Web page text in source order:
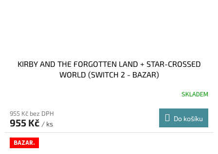
KIRBY AND THE FORGOTTEN LAND + STAR-CROSSED
WORLD (SWITCH 2 - BAZAR)
SKLADEM
955 Kč bez DPH
955 Kč / ks
Do košíku
BAZAR.